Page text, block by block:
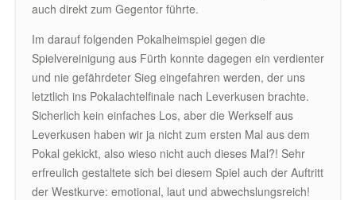
auch direkt zum Gegentor führte.
Im darauf folgenden Pokalheimspiel gegen die
Spielvereinigung aus Fürth konnte dagegen ein verdienter
und nie gefährdeter Sieg eingefahren werden, der uns
letztlich ins Pokalachtelfinale nach Leverkusen brachte.
Sicherlich kein einfaches Los, aber die Werkself aus
Leverkusen haben wir ja nicht zum ersten Mal aus dem
Pokal gekickt, also wieso nicht auch dieses Mal?! Sehr
erfreulich gestaltete sich bei diesem Spiel auch der Auftritt
der Westkurve: emotional, laut und abwechslungsreich!